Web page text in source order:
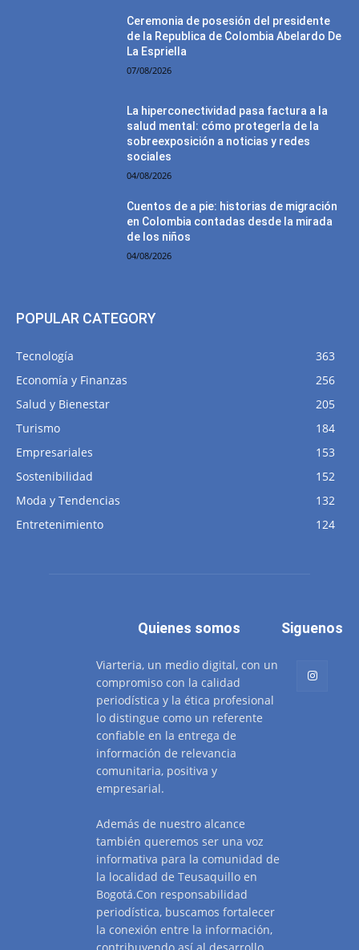
Ceremonia de posesión del presidente
de la Republica de Colombia Abelardo De
La Espriella
07/08/2026
La hiperconectividad pasa factura a la
salud mental: cómo protegerla de la
sobreexposición a noticias y redes
sociales
04/08/2026
Cuentos de a pie: historias de migración
en Colombia contadas desde la mirada
de los niños
04/08/2026
POPULAR CATEGORY
Tecnología
363
Economía y Finanzas
256
Salud y Bienestar
205
Turismo
184
Empresariales
153
Sostenibilidad
152
Moda y Tendencias
132
Entretenimiento
124
Quienes somos
Viarteria, un medio digital, con un
compromiso con la calidad
periodística y la ética profesional
lo distingue como un referente
confiable en la entrega de
información de relevancia
comunitaria, positiva y
empresarial.
Además de nuestro alcance
también queremos ser una voz
informativa para la comunidad de
la localidad de Teusaquillo en
Bogotá.Con responsabilidad
periodística, buscamos fortalecer
la conexión entre la información,
Siguenos